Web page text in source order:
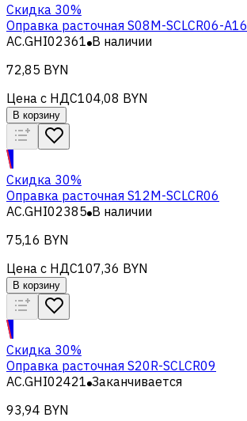
Скидка 30%
Оправка расточная S08M-SCLCR06-A16
AC.GHI02361 В наличии
72,85 BYN
Цена с НДС104,08 BYN
В корзину
Скидка 30%
Оправка расточная S12M-SCLCR06
AC.GHI02385 В наличии
75,16 BYN
Цена с НДС107,36 BYN
В корзину
Скидка 30%
Оправка расточная S20R-SCLCR09
AC.GHI02421 Заканчивается
93,94 BYN